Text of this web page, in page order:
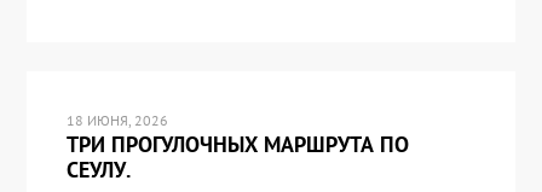
18 ИЮНЯ, 2026
ТРИ ПРОГУЛОЧНЫХ МАРШРУТА ПО
СЕУЛУ.